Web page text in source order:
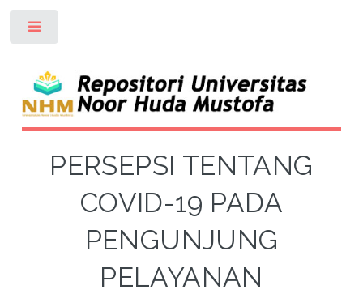
PERSEPSI TENTANG
COVID-19 PADA
PENGUNJUNG
PELAYANAN